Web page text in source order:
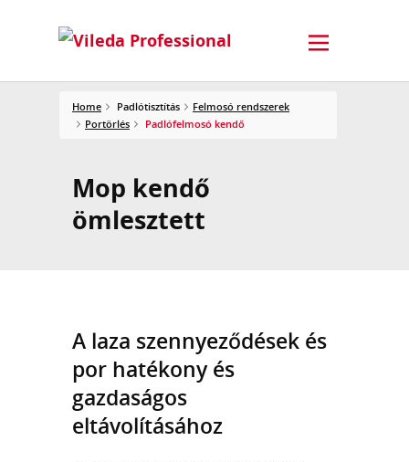
Home Padlótisztítás
Felmosó rendszerek
Portörlés
Padlófelmosó kendő
Mop kendő
ömlesztett
A laza szennyeződések és
por hatékony és
gazdaságos
eltávolításához